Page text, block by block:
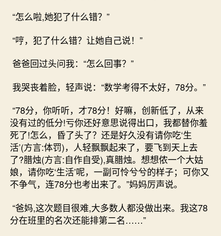
“怎么啦,她犯了什么错？”
“哼，犯了什么错？让她自己说！”
爸爸回过头问我：“怎么回事？”
我哭丧着脸，轻声说：“数学考得不太好，78分。”
“78分，你听听，才78分！好嘛，创新低了，从来
没有过的低分!亏你还好意思说得出口，我都替你羞
死了!怎么，昏了头了？还是好久没有请你吃‘生
活’(方言:体罚)，人轻飘飘起来了，要飞到天上去
了?腊烛(方言:自作自受),真腊烛。想想侬一个大姑
娘，请你吃‘生活’呢，一副可怜兮兮的样子；可你又
不争气，连78分也考出来了。”妈妈厉声说。
“爸妈,这次题目很难,大多数人都没做出来。我这78
分在班里的名次还能排第二名……”